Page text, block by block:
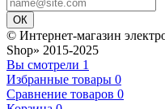
ОК
© Интернет-магазин
Shop» 2015-2025
Вы смотрели 1
Избранные товары 0
Сравнение товаров 0